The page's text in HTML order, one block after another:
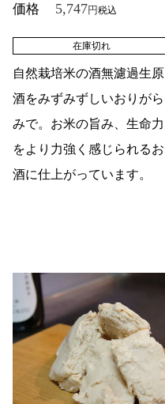
価格 5,747 税込
在庫切れ
自然栽培米の酒無濾過生原
酒をみずみずしいおりがら
みで。お米の旨み、生命力
をより力強く感じられるお
酒に仕上がっています。